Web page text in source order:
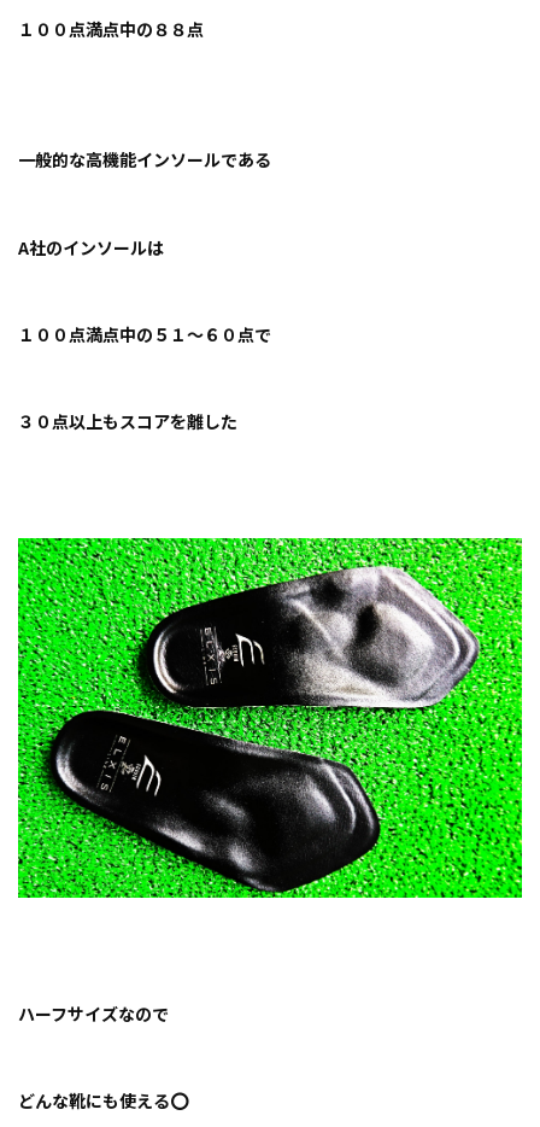
１００点満点中の８８点
一般的な高機能インソールである
A社のインソールは
１００点満点中の５１〜６０点で
３０点以上もスコアを離した
ハーフサイズなので
どんな靴にも使える⭕️